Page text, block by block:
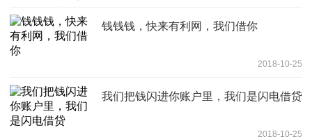
钱钱钱，快来有利网，我们借你
2018-10-25
我们把钱闪进你账户里，我们是闪电借贷
2018-10-25